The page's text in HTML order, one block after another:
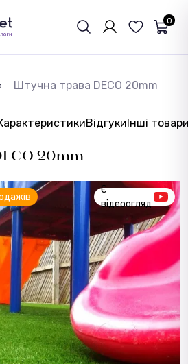
0
Штучна трава DECO 20mm
ВідгукиІнші
20mm
Є
відеоогляд
ЗВЯЗОК